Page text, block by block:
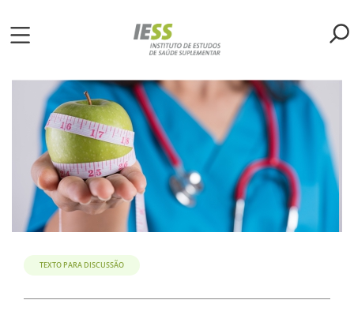
para
principal
IESS
TEXTO PARA DISCUSSÃO